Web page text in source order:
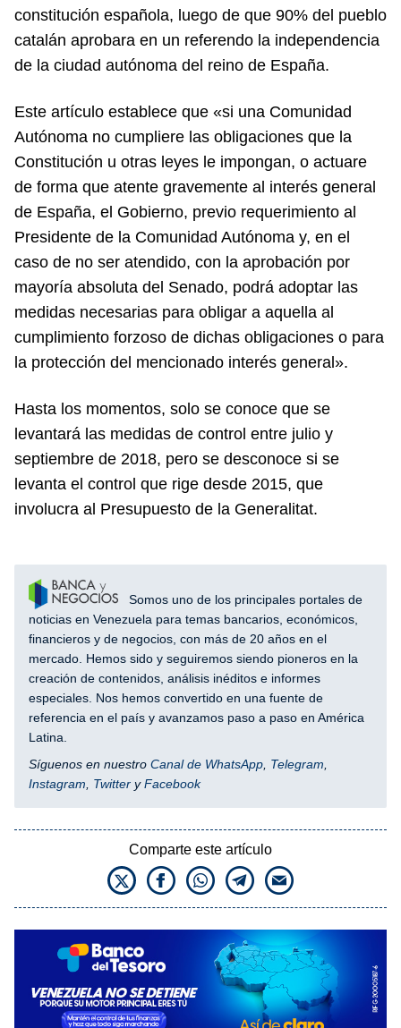
constitución española, luego de que 90% del pueblo
catalán aprobara en un referendo la independencia
de la ciudad autónoma del reino de España.
Este artículo establece que «si una Comunidad
Autónoma no cumpliere las obligaciones que la
Constitución u otras leyes le impongan, o actuare
de forma que atente gravemente al interés general
de España, el Gobierno, previo requerimiento al
Presidente de la Comunidad Autónoma y, en el
caso de no ser atendido, con la aprobación por
mayoría absoluta del Senado, podrá adoptar las
medidas necesarias para obligar a aquella al
cumplimiento forzoso de dichas obligaciones o para
la protección del mencionado interés general».
Hasta los momentos, solo se conoce que se
levantará las medidas de control entre julio y
septiembre de 2018, pero se desconoce si se
levanta el control que rige desde 2015, que
involucra al Presupuesto de la Generalitat.
Somos uno de los principales portales de
noticias en Venezuela para temas bancarios, económicos,
financieros y de negocios, con más de 20 años en el
mercado. Hemos sido y seguiremos siendo pioneros en la
creación de contenidos, análisis inéditos e informes
especiales. Nos hemos convertido en una fuente de
referencia en el país y avanzamos paso a paso en América
Latina.
Síguenos en nuestro Canal de WhatsApp Telegram
Instagram
Twitter yFacebook
Comparte este artículo